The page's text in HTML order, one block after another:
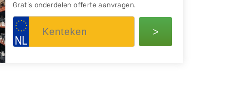
Gratis onderdelen offerte aanvragen.
>